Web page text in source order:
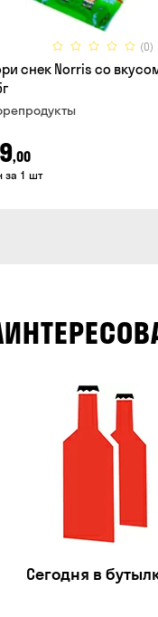
(0)
снек Norris со
,00
за 1 шт
Сегодня в